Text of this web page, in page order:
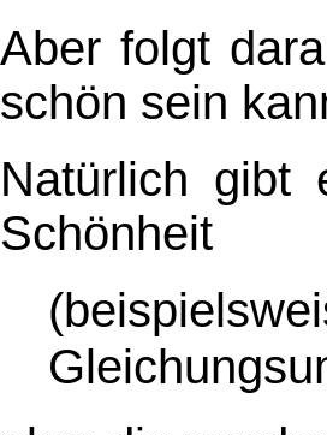
Aber folgt
schön sein
Natürlich
Schönheit